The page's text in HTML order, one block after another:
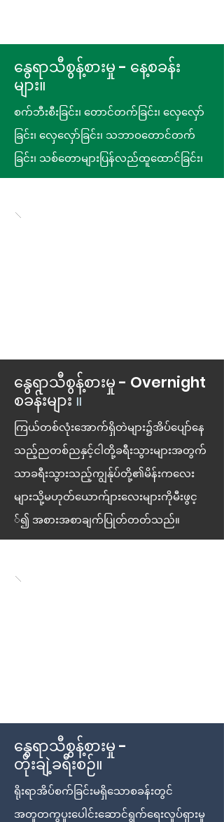
နွေရာသီစွန့်စားမှု - နေ့စခန်း
များ။
စက်ဘီးစီးခြင်း၊ တောင်တက်ခြင်း၊ လှေလှော်
ခြင်း၊ လှေလှော်ခြင်း၊ သဘာဝတောင်တက်
ခြင်း၊ သစ်တောများပြန်လည်ထူထောင်ခြင်း၊
နွေရာသီစွန့်စားမှု - Overnight
စခန်းများ ။
ကြယ်တစ်လုံးအောက်ရှိတဲများ၌အိပ်ပျော်နေ
သည့်ညတစ်ညနှင့်ငါတို့ခရီးသွားများအတွက်
သာခရီးသွားသည့်ကျွန်ုပ်တို့၏မိန်းကလေး
များသို့မဟုတ်ယောက်ျားလေးများကိုမီးဖွင့
်၍ အစားအစာချက်ပြုတ်တတ်သည်။
နွေရာသီစွန့်စားမှု -
တိုးချဲ့ခရီးစဉ်။
ရိုးရာအိပ်စက်ခြင်းမရှိသောစခန်းတွင်
အတူတကွပူးပေါင်းဆောင်ရွက်ရေးလှုပ်ရှားမှု